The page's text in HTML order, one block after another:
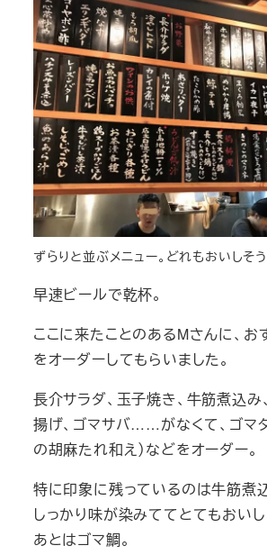
ずらりと並ぶメニュー。どれもおいしそう
早速ビールで乾杯。
ここに来たことのあるMさんに、お
をオーダーしてもらいました。
長介サラダ、玉子焼き、牛筋煮込み
揚げ、ゴマサバ……がなくて、ゴマ
の胡麻たれ和え）などをオーダー。
特に印象に残っているのは牛筋煮
しっかり味が染みててとてもおいし
あとはゴマ鯛。